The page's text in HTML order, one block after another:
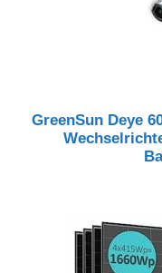
GreenSun Deye